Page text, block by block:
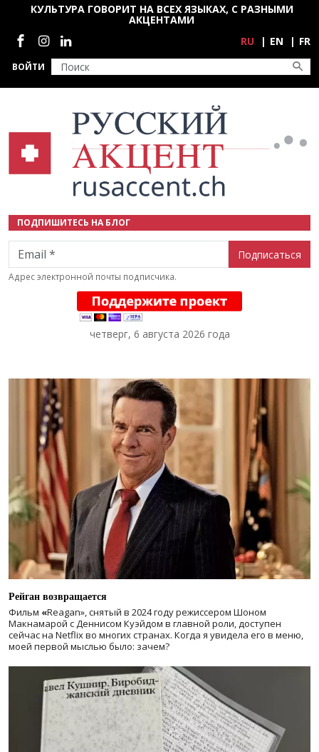
Перейти к основному содержанию
ВОЙТИ
КУЛЬТУРА ГОВОРИТ НА ВСЕХ ЯЗЫКАХ, С РАЗНЫМИ
АКЦЕНТАМИ
Социальные сети
RU EN FR
ПОДПИШИТЕСЬ НА БЛОГ
Email
Адрес электронной почты подписчика.
четверг, 6 августа 2026 года
Рейган возвращается
Фильм «Reagan», снятый в 2024 годурежиссером Шоном
Макнамарой с Деннисом Куэйдом в главной роли, доступен
сейчас на Netflix во многих странах. Когда я увидела его в меню,
моей первой мыслью было: зачем?